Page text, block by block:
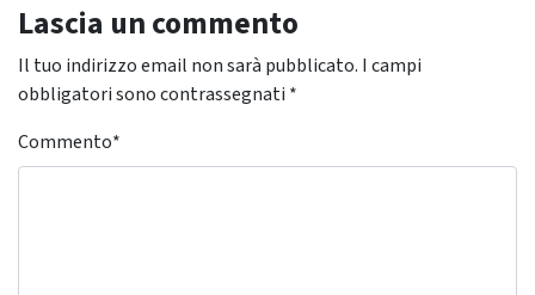
Lascia un commento
Il tuo indirizzo email non sarà pubblicato. I campi
obbligatori sono contrassegnati *
Commento*